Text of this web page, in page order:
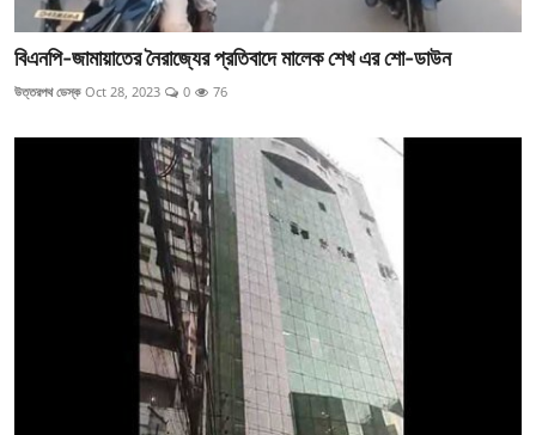
বিএনপি-জামায়াতের নৈরাজ্যের প্রতিবাদে মালেক শেখ এর শো-ডাউন
উত্তরপথ ডেস্ক Oct 28, 2023 0 76